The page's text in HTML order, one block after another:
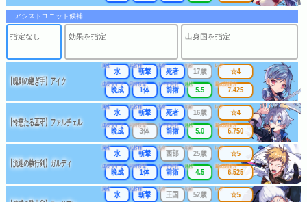
アシストユニット候補
指定なし 効果を指定 出身国を指定
【魄剣の継ぎ手】アイク
属性
水
武器種
斬撃
出身
死者
年齢
17歳
成長タイプ
晩成
同時攻撃
1体
リーチ区分
前衛
連携
5.5
レア
☆4
最大防護力
7.425
【怜慈たる墓守】ファルチェル
属性
水
武器種
斬撃
出身
死者
年齢
16歳
成長タイプ
晩成
同時攻撃
3体
リーチ区分
前衛
連携
5.0
レア
☆4
最大防護力
6.750
【流迎の執行剣】ガルディ
属性
水
武器種
斬撃
出身
西部
年齢
25歳
成長タイプ
晩成
同時攻撃
1体
リーチ区分
前衛
連携
4.5
レア
☆5
最大防護力
6.525
属性
水
武器種
斬撃
出身
王国
年齢
52歳
レア
☆5